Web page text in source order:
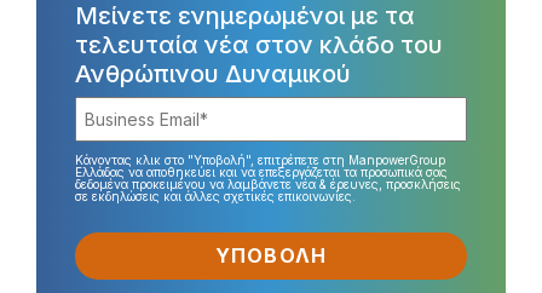
Μείνετε ενημερωμένοι με τα
τελευταία νέα στον κλάδο του
Ανθρώπινου Δυναμικού
Κάνοντας κλικ στο "Υποβολή", επιτρέπετε στη ManpowerGroup
Ελλάδας να αποθηκεύει και να επεξεργάζεται τα προσωπικά σας
δεδομένα προκειμένου να λαμβάνετε νέα & έρευνες, προσκλήσεις
σε εκδηλώσεις και άλλες σχετικές επικοινωνίες.